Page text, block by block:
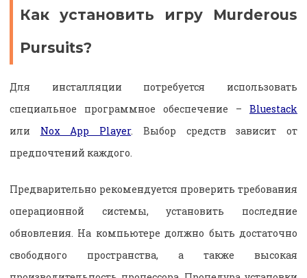
Как установить игру Murderous
Pursuits?
Для инсталляции потребуется использовать
специальное программное обеспечение – Bluestack
или Nox App Player. Выбор средств зависит от
предпочтений каждого.
Предварительно рекомендуется проверить требования
операционной системы, установить последние
обновления. На компьютере должно быть достаточно
свободного пространства, а также высокая